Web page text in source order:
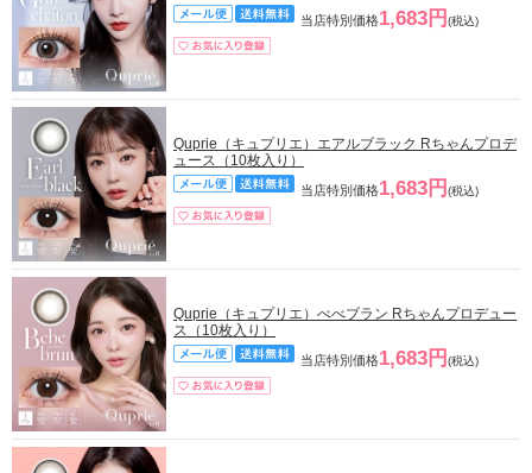
当店特別価格1,683円 (税込)
Quprie（キュプリエ）エアルブラック Rちゃんプロデ
ュース（10枚入り）
当店特別価格1,683円 (税込)
Quprie（キュプリエ）べべブラン Rちゃんプロデュー
ス（10枚入り）
当店特別価格1,683円 (税込)